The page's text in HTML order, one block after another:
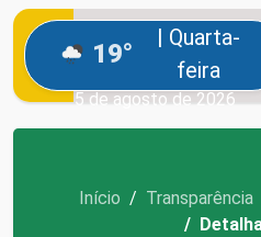
19°
| Quarta-
feira
5 de agosto de 2026
Início Transparência